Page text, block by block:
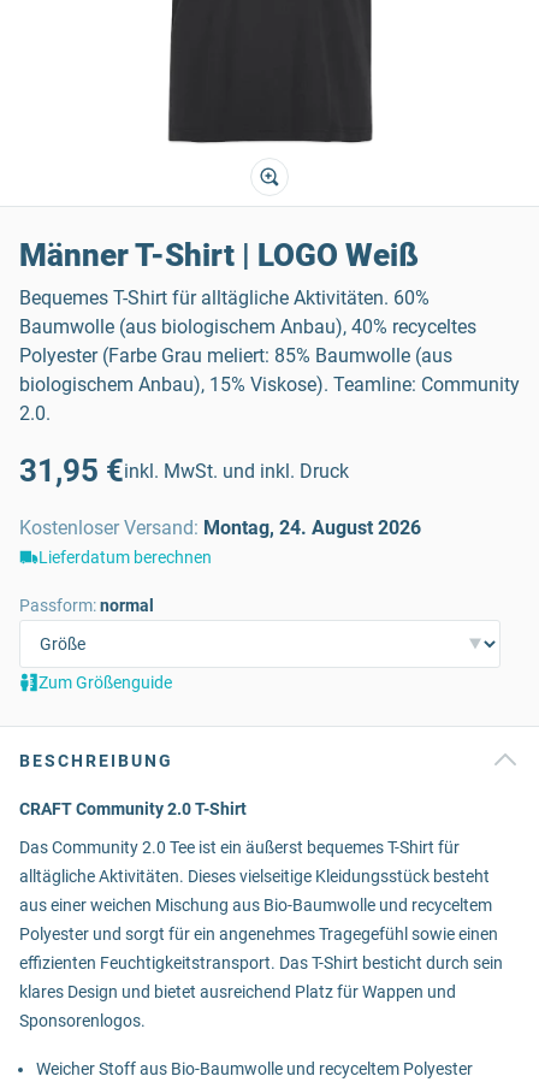
Männer T-Shirt | LOGO Weiß
Bequemes T-Shirt für alltägliche Aktivitäten. 60%
Baumwolle (aus biologischem Anbau), 40% recyceltes
Polyester (Farbe Grau meliert: 85% Baumwolle (aus
biologischem Anbau), 15% Viskose). Teamline: Community
2.0.
31,95 €inkl. MwSt. und inkl. Druck
Kostenloser Versand: Montag, 24. August 2026
Lieferdatum berechnen
Passform:normal
Zum Größenguide
BESCHREIBUNG
CRAFT Community 2.0 T-Shirt
Das Community 2.0 Tee ist ein äußerst bequemes T-Shirt für
alltägliche Aktivitäten. Dieses vielseitige Kleidungsstück besteht
aus einer weichen Mischung aus Bio-Baumwolle und recyceltem
Polyester und sorgt für ein angenehmes Tragegefühl sowie einen
effizienten Feuchtigkeitstransport. Das T-Shirt besticht durch sein
klares Design und bietet ausreichend Platz für Wappen und
Sponsorenlogos.
Weicher Stoff aus Bio-Baumwolle und recyceltem Polyester